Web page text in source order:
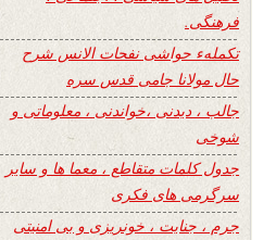
فرهنگی.
تکملهء حواشی نفحات الانس شرح
حال مولانا جامی قدس سره
جالب ، دیدنی ،خواندنی ، معلوماتی و
شوخی
جدول کلمات متقاطع ، معما ها و سایر
سرگرمی های فکری
جرم ، جنایت ، خونریزی و بی امنیتی